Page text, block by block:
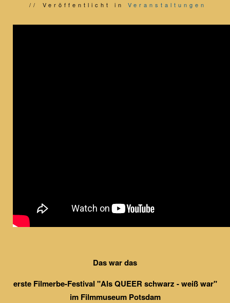
Veröffentlicht in Veranstaltungen
Das war das
erste Filmerbe-Festival "Als QUEER schwarz - weiß war"
im Filmmuseum Potsdam